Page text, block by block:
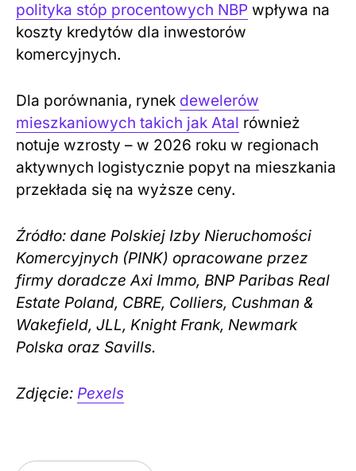
polityka stóp procentowych NBP wpływa na
koszty kredytów dla inwestorów
komercyjnych.
Dla porównania, rynek dewelerów
mieszkaniowych takich jak Atal również
notuje wzrosty – w 2026 roku w regionach
aktywnych logistycznie popyt na mieszkania
przekłada się na wyższe ceny.
Źródło: dane Polskiej Izby Nieruchomości
Komercyjnych (PINK) opracowane przez
firmy doradcze Axi Immo, BNP Paribas Real
Estate Poland, CBRE, Colliers, Cushman &
Wakefield, JLL, Knight Frank, Newmark
Polska oraz Savills.
Zdjęcie: Pexels